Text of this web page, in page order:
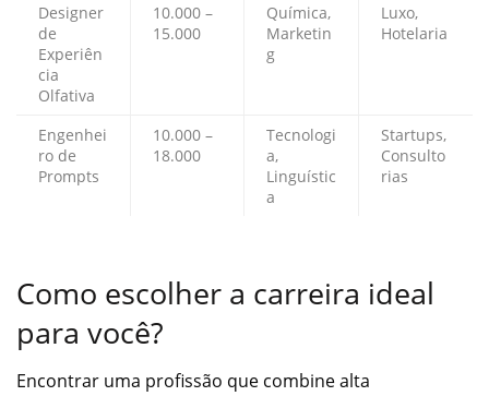
Designer
de
Experiên
cia
Olfativa
10.000 –
15.000
Química,
Marketin
g
Luxo,
Hotelaria
Engenhei
ro de
Prompts
10.000 –
18.000
Tecnologi
a,
Linguístic
a
Startups,
Consulto
rias
Como escolher a carreira ideal
para você?
Encontrar uma profissão que combine alta